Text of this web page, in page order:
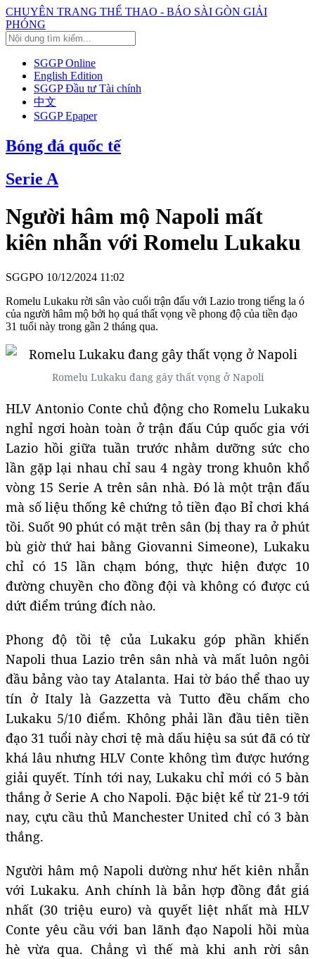
CHUYÊN TRANG THỂ THAO - BÁO SÀI GÒN GIẢI
PHÓNG
SGGP Online
English Edition
SGGP Đầu tư Tài chính
中文
SGGP Epaper
Bóng đá quốc tế
Serie A
Người hâm mộ Napoli mất
kiên nhẫn với Romelu Lukaku
SGGPO 10/12/2024 11:02
Romelu Lukaku rời sân vào cuối trận đấu với Lazio trong tiếng la ó
của người hâm mộ bởi họ quá thất vọng về phong độ của tiền đạo
31 tuổi này trong gần 2 tháng qua.
Romelu Lukaku đang gây thất vọng ở Napoli
HLV Antonio Conte chủ động cho Romelu Lukaku
nghỉ ngơi hoàn toàn ở trận đấu Cúp quốc gia với
Lazio hồi giữa tuần trước nhằm dưỡng sức cho
lần gặp lại nhau chỉ sau 4 ngày trong khuôn khổ
vòng 15 Serie A trên sân nhà. Đó là một trận đấu
mà số liệu thống kê chứng tỏ tiền đạo Bỉ chơi khá
tồi. Suốt 90 phút có mặt trên sân (bị thay ra ở phút
bù giờ thứ hai bằng Giovanni Simeone), Lukaku
chỉ có 15 lần chạm bóng, thực hiện được 10
đường chuyền cho đồng đội và không có được cú
dứt điểm trúng đích nào.
Phong độ tồi tệ của Lukaku góp phần khiến
Napoli thua Lazio trên sân nhà và mất luôn ngôi
đầu bảng vào tay Atalanta. Hai tờ báo thể thao uy
tín ở Italy là Gazzetta và Tutto đều chấm cho
Lukaku 5/10 điểm. Không phải lần đầu tiên tiền
đạo 31 tuổi này chơi tệ mà dấu hiệu sa sút đã có từ
khá lâu nhưng HLV Conte không tìm được hướng
giải quyết. Tính tới nay, Lukaku chỉ mới có 5 bàn
thắng ở Serie A cho Napoli. Đặc biệt kể từ 21-9 tới
nay, cựu cầu thủ Manchester United chỉ có 3 bàn
thắng.
Người hâm mộ Napoli dường như hết kiên nhẫn
với Lukaku. Anh chính là bản hợp đồng đắt giá
nhất (30 triệu euro) và quyết liệt nhất mà HLV
Conte yêu cầu với ban lãnh đạo Napoli hồi mùa
hè vừa qua. Chẳng vì thế mà khi anh rời sân